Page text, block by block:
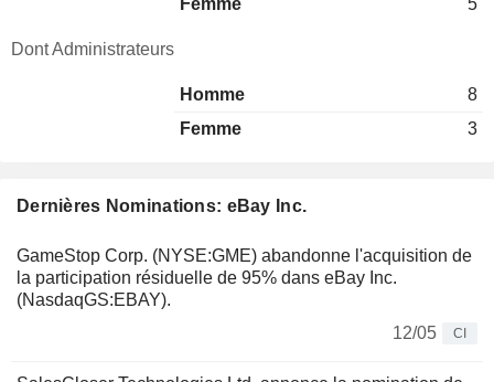
Dernières Nominations: eBay Inc.
GameStop Corp. (NYSE:GME) abandonne l'acquisition de
la participation résiduelle de 95% dans eBay Inc.
(NasdaqGS:EBAY).
12/05
CI
Femme 5
Dont Administrateurs
Homme
8
Femme
3